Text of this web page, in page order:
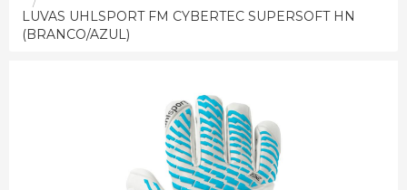
LUVAS UHLSPORT FM CYBERTEC SUPERSOFT HN
(BRANCO/AZUL)